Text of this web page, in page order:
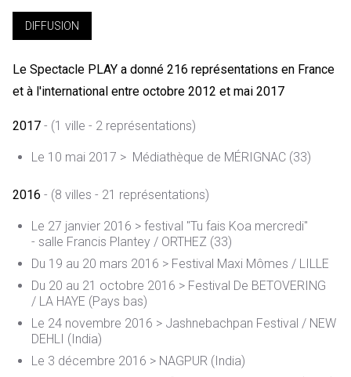
DIFFUSION
Le Spectacle PLAY a donné 216 représentations en France
et à l'international entre octobre 2012 et mai 2017
2017 - (1 ville - 2 représentations)
Le 10 mai 2017 > Médiathèque de MÉRIGNAC (33)
2016 - (8 villes - 21 représentations)
Le 27 janvier 2016 > festival "Tu fais Koa mercredi"
- salle Francis Plantey / ORTHEZ (33)
Du 19 au 20 mars 2016 > Festival Maxi Mômes / LILLE
Du 20 au 21 octobre 2016 > Festival De BETOVERING
/ LA HAYE (Pays bas)
Le 24 novembre 2016 > Jashnebachpan Festival / NEW
DEHLI (India)
Le 3 décembre 2016 > NAGPUR (India)